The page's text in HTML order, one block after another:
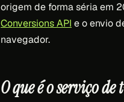
origem de forma séria em
Conversions API e o envio
navegador.
O que é o serviço